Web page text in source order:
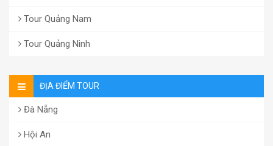
Tour Quảng Nam
Tour Quảng Ninh
ĐỊA ĐIỂM TOUR
Đà Nẵng
Hội An